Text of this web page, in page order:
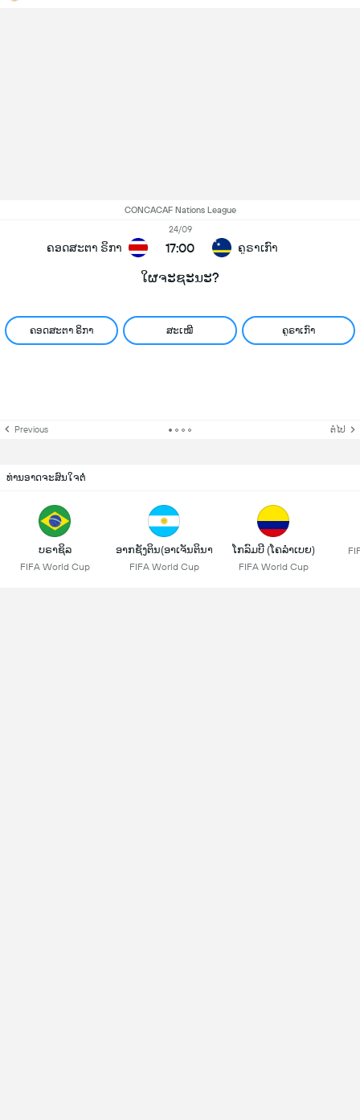
CONCACAF Nations League
ຄອດສະຕາ ຣິກາ
24/09
17:00 ຄູຣາເກົາ
ໃຜຈະຊະນະ?
ຄອດສະຕາ ຣິກາ ສະເໝີ ຄູຣາເກົາ
Previous ຕໍ່ໄປ
ທ່ານອາດຈະສົນໃຈຕໍ່
ບຣາຊິລ
FIFA World Cup
ອາກຊັງຕິນ(ອາເຈັນຕິນາ)
FIFA World Cup
ໂກລົມບີ (ໂຄລຳເບຍ)
FIFA World Cup